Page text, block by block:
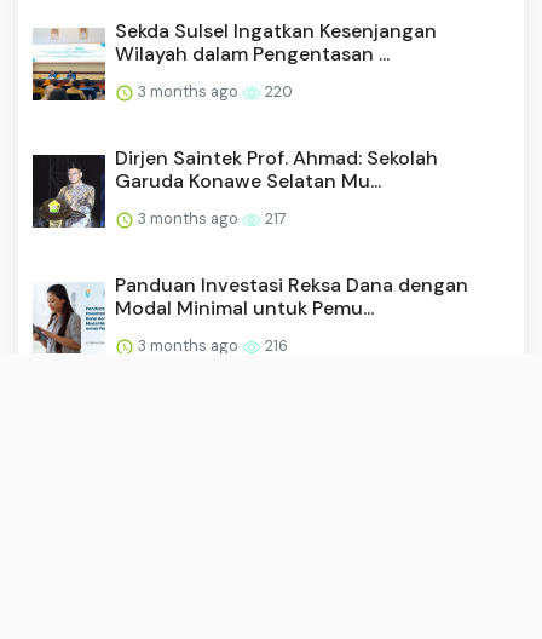
Sekda Sulsel Ingatkan Kesenjangan
Wilayah dalam Pengentasan ...
3 months ago 220
Dirjen Saintek Prof. Ahmad: Sekolah
Garuda Konawe Selatan Mu...
3 months ago 217
Panduan Investasi Reksa Dana dengan
Modal Minimal untuk Pemu...
3 months ago 216